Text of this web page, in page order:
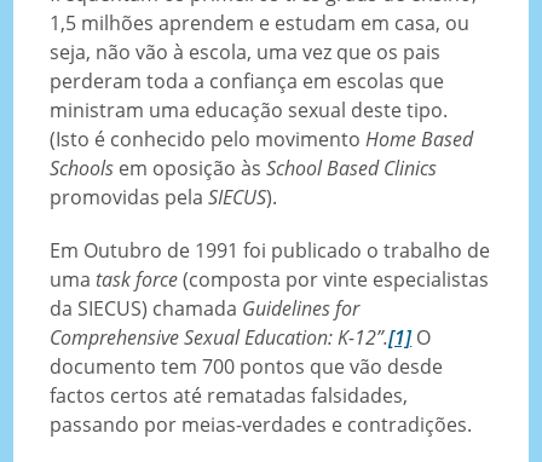
1,5 milhões aprendem e estudam em casa, ou
seja, não vão à escola, uma vez que os pais
perderam toda a confiança em escolas que
ministram uma educação sexual deste tipo.
(Isto é conhecido pelo movimentoHome Based
Schools em oposição àsSchool Based Clinics
promovidas pelaSIECUS).
Em Outubro de 1991 foi publicado o trabalho de
umatask force(composta por vinte especialistas
da SIECUS) chamada Guidelines for
Comprehensive Sexual Education: K-12”.[1] O
documento tem 700 pontos que vão desde
factos certos até rematadas falsidades,
passando por meias-verdades e contradições.